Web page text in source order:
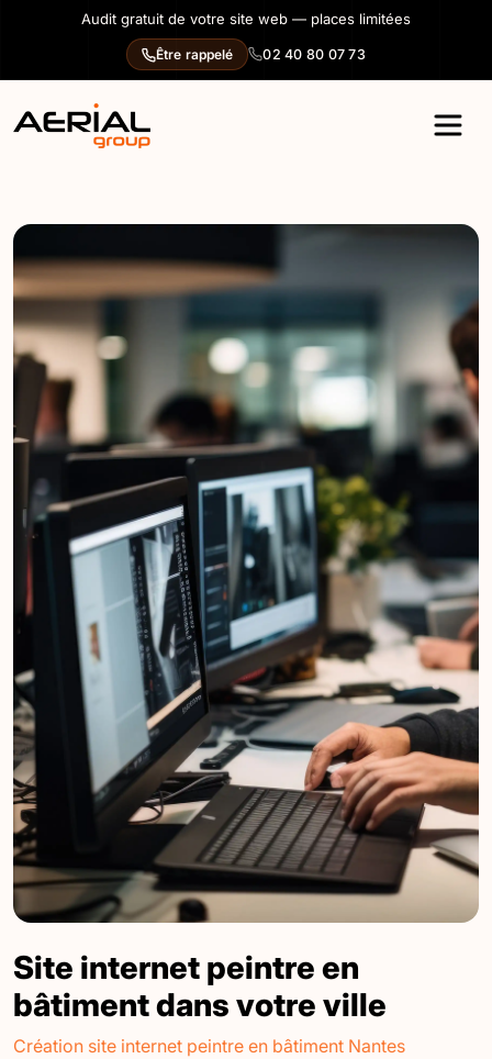
Audit gratuit de votre site web — places limitées
Être rappelé 02 40 80 07 73
Site internet peintre en
bâtiment dans votre ville
Création site internet peintre en bâtiment Nantes
Panneau de gestion des cookies